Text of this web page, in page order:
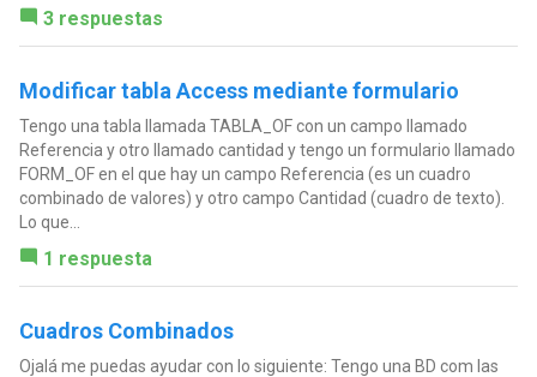
3 respuestas
Modificar tabla Access mediante formulario
Tengo una tabla llamada TABLA_OF con un campo llamado
Referencia y otro llamado cantidad y tengo un formulario llamado
FORM_OF en el que hay un campo Referencia (es un cuadro
combinado de valores) y otro campo Cantidad (cuadro de texto).
Lo que...
1 respuesta
Cuadros Combinados
Ojalá me puedas ayudar con lo siguiente: Tengo una BD com las